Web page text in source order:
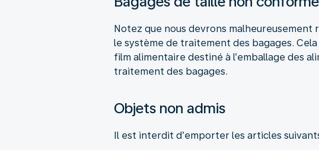
Notez que nous devrons malheureusement
le système de traitement des bagages.
film alimentaire destiné à l’emballage des
traitement des bagages.
Objets non admis
Il est interdit d’emporter les articles